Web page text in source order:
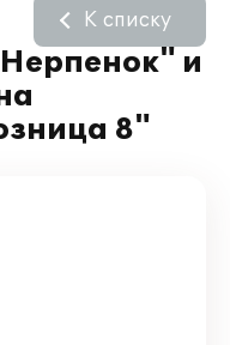
и
8"
К списку